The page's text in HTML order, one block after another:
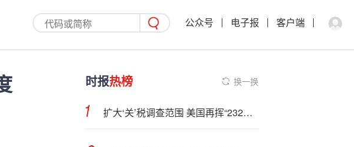
公众号 电子报 客户端
时报热榜 换一换
扩大‘关’税调查范围 美国再挥“232大,棒”